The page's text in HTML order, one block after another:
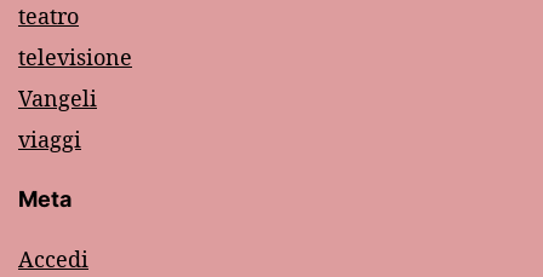
teatro
televisione
Vangeli
viaggi
Meta
Accedi